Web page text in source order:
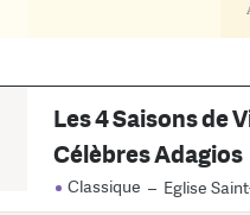
Les 4 Saisons de
Célèbres Adagios
Classique – Eglise